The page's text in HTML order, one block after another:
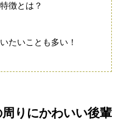
徴とは？
たいことも多い！
りにかわいい後輩